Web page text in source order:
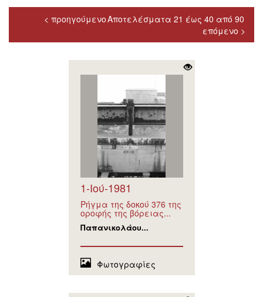
Αποτελέσματα 21 έως 40 από 90
< προηγούμενο
επόμενο >
1-Ιού-1981
Ρήγμα της δοκού 376 της
οροφής της βόρειας...
Παπανικολάου...
Φωτογραφίες